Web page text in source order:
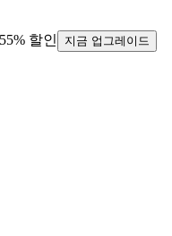
55% 할인 지금 업그레이드